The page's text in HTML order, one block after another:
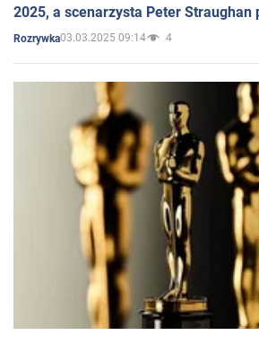
2025, a scenarzysta Peter Straughan
Rozrywka03.03.2025 09:14 4